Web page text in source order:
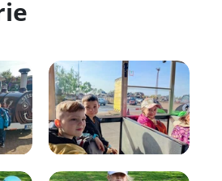
školní zážitky.